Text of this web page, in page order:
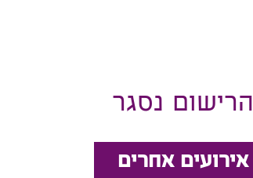
הרישום נסגר
אירועים אחרים